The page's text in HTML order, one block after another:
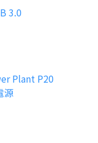
3.0
Plant P20
源